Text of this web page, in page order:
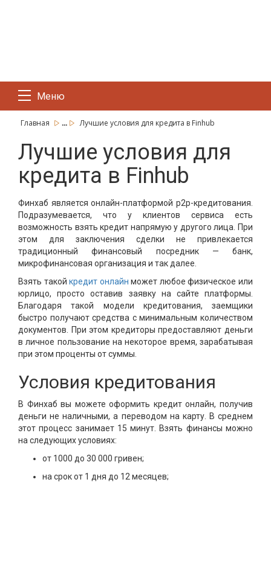
Меню
Главная ... Лучшие условия для кредита в Finhub
Лучшие условия для
кредита в Finhub
Финхаб является онлайн-платформой p2p-кредитования.
Подразумевается, что у клиентов сервиса есть
возможность взять кредит напрямую у другого лица. При
этом для заключения сделки не привлекается
традиционный финансовый посредник — банк,
микрофинансовая организация и так далее.
Взять такойкредит онлайн может любое физическое или
юрлицо, просто оставив заявку на сайте платформы.
Благодаря такой модели кредитования, заемщики
быстро получают средства с минимальным количеством
документов. При этом кредиторы предоставляют деньги
в личное пользование на некоторое время, зарабатывая
при этом проценты от суммы.
Условия кредитования
В Финхаб вы можете оформить кредит онлайн, получив
деньги не наличными, а переводом на карту. В среднем
этот процесс занимает 15 минут. Взять финансы можно
на следующих условиях:
от 1000 до 30 000 гривен;
на срок от 1 дня до 12 месяцев;